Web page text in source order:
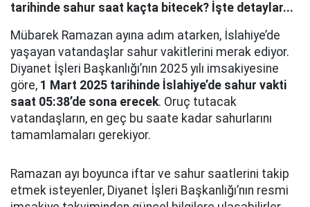
tarihinde sahur saat kaçta bitecek? İşte detaylar...
Mübarek Ramazan ayına adım atarken, İslahiye’de
yaşayan vatandaşlar sahur vakitlerini merak ediyor.
Diyanet İşleri Başkanlığı’nın 2025 yılı imsakiyesine
göre, 1 Mart 2025 tarihinde İslahiye’de sahur vakti
saat 05:38’de sona erecek. Oruç tutacak
vatandaşların, en geç bu saate kadar sahurlarını
tamamlamaları gerekiyor.
Ramazan ayı boyunca iftar ve sahur saatlerini takip
etmek isteyenler, Diyanet İşleri Başkanlığı’nın resmi